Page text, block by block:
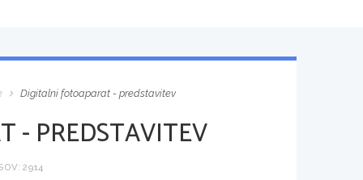
Digitalni fotoaparat - predstavitev
- PREDSTAVITEV
2914